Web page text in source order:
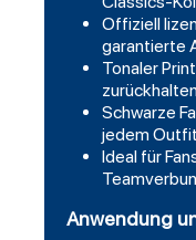
Offiziell
garantierte
Tonaler
Schwarze
jedem
Ideal für
Anwendung